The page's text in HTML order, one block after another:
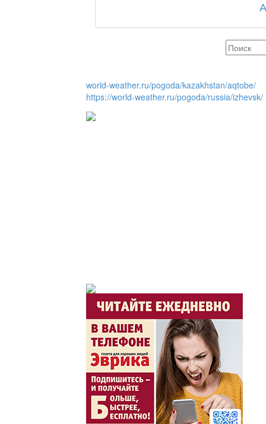
Час акима / Әкім
Розыгрыши призов
world-weather.ru/pogoda/kazakhstan/aqtobe/
https://world-weather.ru/pogoda/russia/izhevsk/